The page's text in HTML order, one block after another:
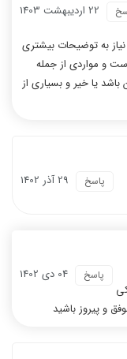
22 ارديبهشت 1403
به توضیحات بیشتری
و مواردی از جمله
باشد یا خیر و بسیاری از
29 آذر 1402 پاسخ
04 دی 1402 پاسخ
و پیروز باشید